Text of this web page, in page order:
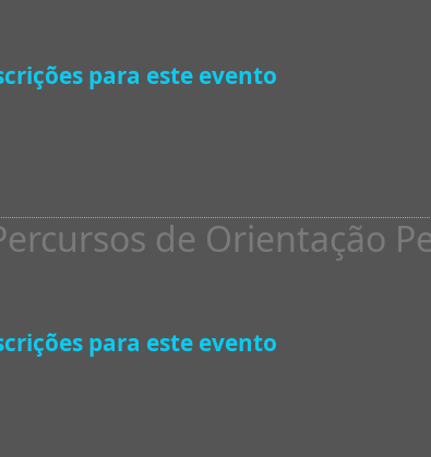
para este evento
de Orientação
para este evento